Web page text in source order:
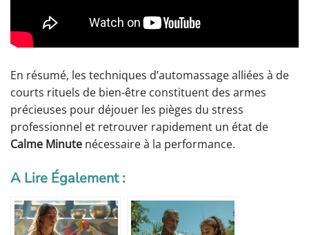
En résumé, les techniques d’automassage alliées à de
courts rituels de bien-être constituent des armes
précieuses pour déjouer les pièges du stress
professionnel et retrouver rapidement un état de
Calme Minute nécessaire à la performance.
A Lire Également :